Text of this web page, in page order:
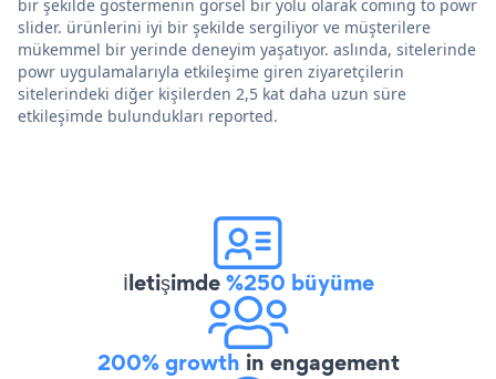
bir şekilde göstermenin görsel bir yolu olarak coming to powr
slider. ürünlerini iyi bir şekilde sergiliyor ve müşterilere
mükemmel bir yerinde deneyim yaşatıyor. aslında, sitelerinde
powr uygulamalarıyla etkileşime giren ziyaretçilerin
sitelerindeki diğer kişilerden 2,5 kat daha uzun süre
etkileşimde bulundukları reported.
İletişimde%250 büyüme
200% growth in engagement